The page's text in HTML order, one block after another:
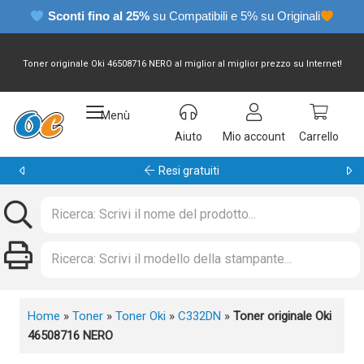
Sconti fino al 25% su Compatibili e 5% su Originali
Toner originale Oki 46508716 NERO al miglior al miglior prezzo su Internet!
Menù
Aiuto
Mio account Carrello
Resi gratuiti
Home » Toner » Toner Oki » C332DN » Toner originale Oki
46508716 NERO